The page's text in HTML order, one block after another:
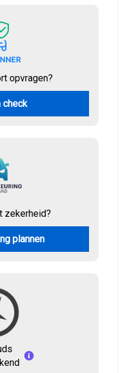
opvragen?
check
zekerheid?
plannen